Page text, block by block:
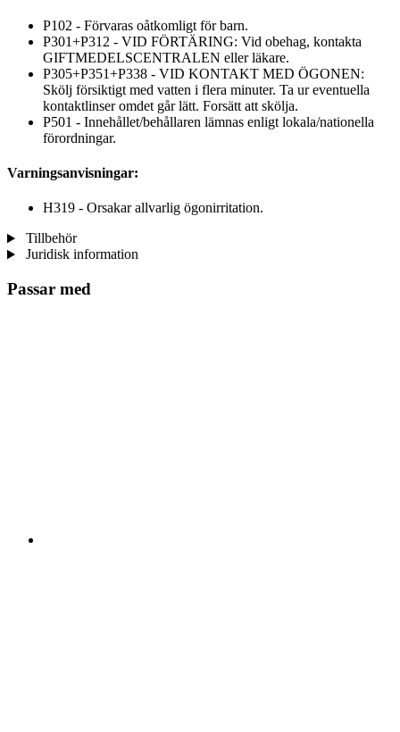
P102 - Förvaras oåtkomligt för barn.
P301+P312 - VID FÖRTÄRING: Vid obehag, kontakta
GIFTMEDELSCENTRALEN eller läkare.
P305+P351+P338 - VID KONTAKT MED ÖGONEN:
Skölj försiktigt med vatten i flera minuter. Ta ur eventuella
kontaktlinser omdet går lätt. Forsätt att skölja.
P501 - Innehållet/behållaren lämnas enligt lokala/nationella
förordningar.
Varningsanvisningar:
H319 - Orsakar allvarlig ögonirritation.
Tillbehör
Juridisk information
Passar med